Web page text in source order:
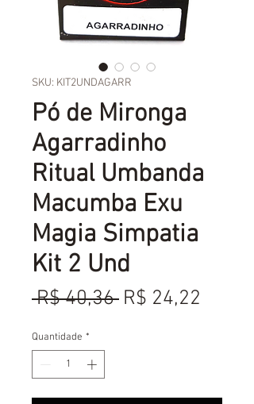
SKU: KIT2UNDAGARR
Pó de Mironga
Agarradinho
Ritual Umbanda
Macumba Exu
Magia Simpatia
Kit 2 Und
R$ 40,36 Preço
R$ 24,22
Quantidade *